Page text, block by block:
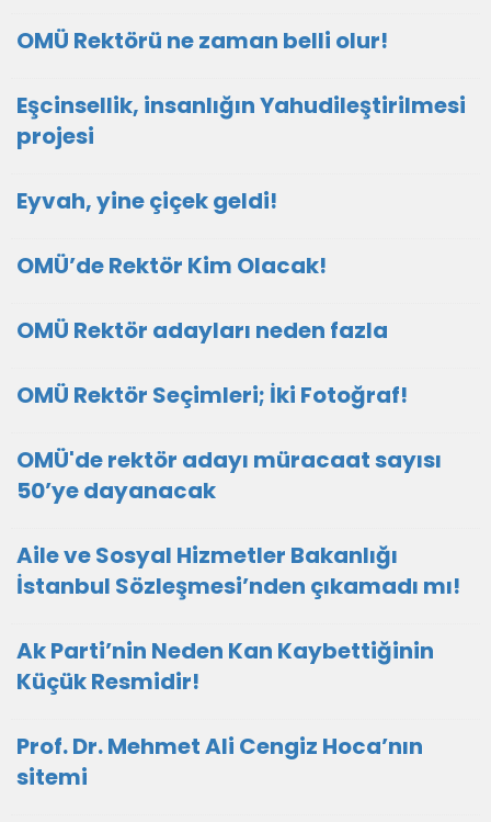
OMÜ Rektörü ne zaman belli olur!
Eşcinsellik, insanlığın Yahudileştirilmesi
projesi
Eyvah, yine çiçek geldi!
OMÜ’de Rektör Kim Olacak!
OMÜ Rektör adayları neden fazla
OMÜ Rektör Seçimleri; İki Fotoğraf!
OMÜ'de rektör adayı müracaat sayısı
50’ye dayanacak
Aile ve Sosyal Hizmetler Bakanlığı
İstanbul Sözleşmesi’nden çıkamadı mı!
Ak Parti’nin Neden Kan Kaybettiğinin
Küçük Resmidir!
Prof. Dr. Mehmet Ali Cengiz Hoca’nın
sitemi